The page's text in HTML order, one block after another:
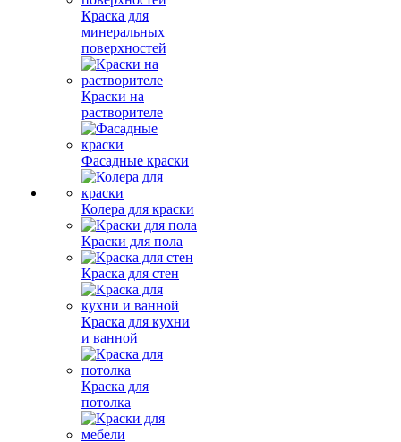
Краска для
минеральных
поверхностей
Краски на
растворителе
Фасадные краски
Колера для краски
Краски для пола
Краска для стен
Краска для кухни
и ванной
Краска для
потолка